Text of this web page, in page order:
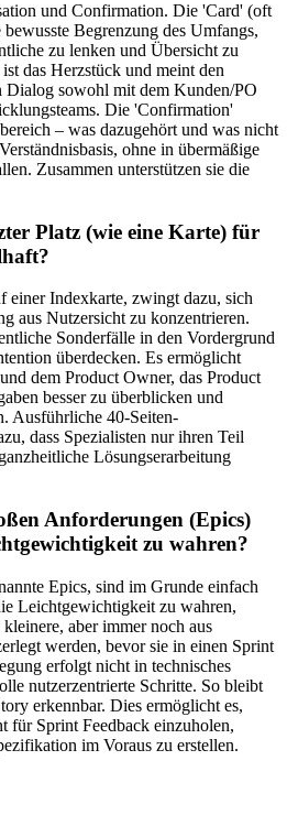
und Confirmation. Die 'Card' (oft
Begrenzung des Umfangs,
zu lenken und Übersicht zu
das Herzstück und meint den
Dialog sowohl mit dem Kunden/PO
Die 'Confirmation'
– was dazugehört und was nicht
ohne in übermäßige
Zusammen unterstützen sie die
Platz (wie eine Karte) für
einer Indexkarte, zwingt dazu, sich
aus Nutzersicht zu konzentrieren.
Sonderfälle in den Vordergrund
überdecken. Es ermöglicht
dem Product Owner, das Product
besser zu überblicken und
Ausführliche 40-Seiten-
dass Spezialisten nur ihren Teil
Lösungserarbeitung
Anforderungen (Epics)
zu wahren?
Epics, sind im Grunde einfach
Leichtgewichtigkeit zu wahren,
aber immer noch aus
werden, bevor sie in einen Sprint
erfolgt nicht in technisches
nutzerzentrierte Schritte. So bleibt
erkennbar. Dies ermöglicht es,
für Sprint Feedback einzuholen,
im Voraus zu erstellen.